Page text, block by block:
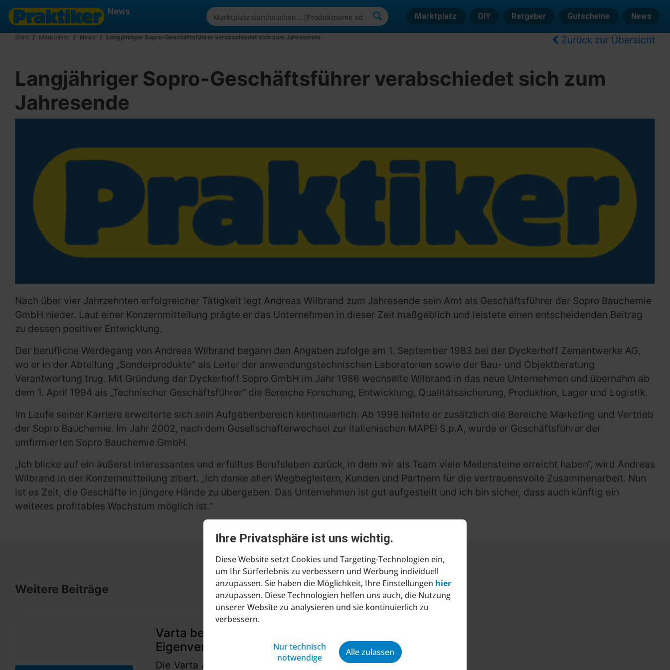
Ihre Privatsphäre ist uns wichtig.
Diese Website setzt Cookies und Targeting-Technologien ein,
um Ihr Surferlebnis zu verbessern und Werbung individuell
anzupassen. Sie haben die Möglichkeit, Ihre Einstellungen hier
anzupassen. Diese Technologien helfen uns auch, die Nutzung
unserer Website zu analysieren und sie kontinuierlich zu
verbessern.
Nur technisch
notwendige
Alle zulassen
News Marktplatz DIY Ratgeber Gutscheine News
Start Marktplatz News Langjähriger Sopro-Geschäftsführer verabschiedet sich zum Jahresende Zurück zur Übersicht
Langjähriger Sopro-Geschäftsführer verabschiedet sich zum
Jahresende
Nach über vier Jahrzehnten erfolgreicher Tätigkeit legt Andreas Wilbrand zum Jahresende sein Amt als Geschäftsführer der Sopro Bauchemie
GmbH nieder. Laut einer Konzernmitteilung prägte er das Unternehmen in dieser Zeit maßgeblich und leistete einen entscheidenden Beitrag
zu dessen positiver Entwicklung.
Der berufliche Werdegang von Andreas Wilbrand begann den Angaben zufolge am 1. September 1983 bei der Dyckerhoff Zementwerke AG,
wo er in der Abteilung „Sonderprodukte“ als Leiter der anwendungstechnischen Laboratorien sowie der Bau- und Objektberatung
Verantwortung trug. Mit Gründung der Dyckerhoff Sopro GmbH im Jahr 1986 wechselte Wilbrand in das neue Unternehmen und übernahm ab
dem 1. April 1994 als „Technischer Geschäftsführer“ die Bereiche Forschung, Entwicklung, Qualitätssicherung, Produktion, Lager und Logistik.
Im Laufe seiner Karriere erweiterte sich sein Aufgabenbereich kontinuierlich: Ab 1998 leitete er zusätzlich die Bereiche Marketing und Vertrieb
der Sopro Bauchemie. Im Jahr 2002, nach dem Gesellschafterwechsel zur italienischen MAPEI S.p.A, wurde er Geschäftsführer der
umfirmierten Sopro Bauchemie GmbH.
„Ich blicke auf ein äußerst interessantes und erfülltes Berufsleben zurück, in dem wir als Team viele Meilensteine erreicht haben“, wird Andreas
Wilbrand in der Konzernmitteilung zitiert. „Ich danke allen Wegbegleitern, Kunden und Partnern für die vertrauensvolle Zusammenarbeit. Nun
ist es Zeit, die Geschäfte in jüngere Hände zu übergeben. Das Unternehmen ist gut aufgestellt und ich bin sicher, dass auch künftig ein
weiteres profitables Wachstum möglich ist.“
Weitere Beiträge
Varta beantragt Insolvenzverfahren in
Eigenverwaltung
Die Varta AG hat beim Amtsgericht Stuttgart einen Antrag